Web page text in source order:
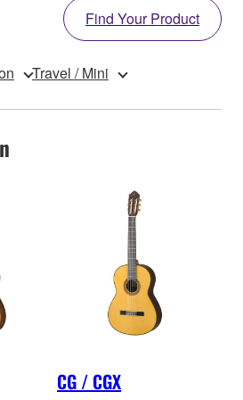
Find Your Product
Travel / Mini
CG / CGX